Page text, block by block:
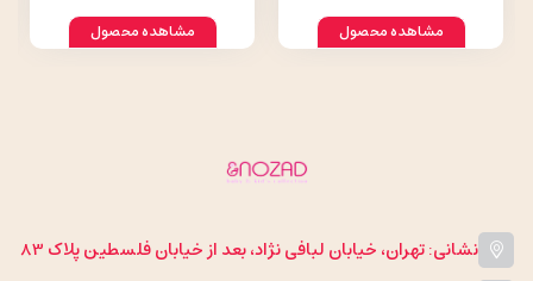
مشاهده محصول مشاهده محصول
نشانی: تهران، خیابان لبافی نژاد، بعد از خیابان فلسطین پلاک 83